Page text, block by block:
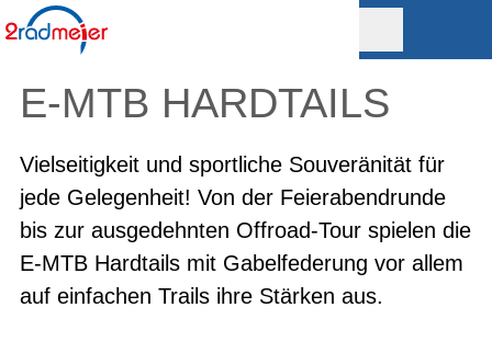
E-MTB HARDTAILS
Vielseitigkeit und sportliche Souveränität für
jede Gelegenheit! Von der Feierabendrunde
bis zur ausgedehnten Offroad-Tour spielen die
E-MTB Hardtails mit Gabelfederung vor allem
auf einfachen Trails ihre Stärken aus.